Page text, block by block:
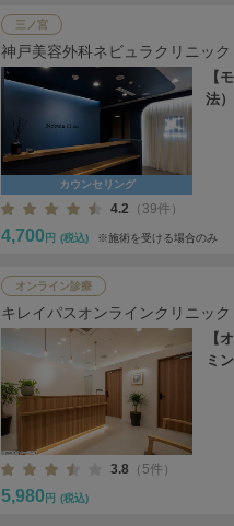
三ノ宮
神戸美容外科ネビュラクリニック
カウンセリング
【
法
4.2 （39件）
4,700 円 (税込) ※施術を受ける場合のみ
オンライン診療
キレイパスオンラインクリニック
【
ミ
3.8 （5件）
5,980 円 (税込)